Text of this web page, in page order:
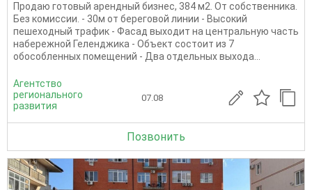
Продаю готовый арендный бизнес, 384 м2. От собственника.
Без комиссии. - 30м от береговой линии - Высокий
пешеходный трафик - Фасад выходит на центральную часть
набережной Геленджика - Объект состоит из 7
обособленных помещений - Два отдельных выхода...
Агентство
регионального
развития
07.08
Позвонить